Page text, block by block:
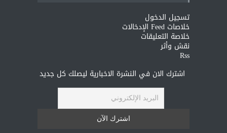
تسجيل الدخول
خلاصات Feed الإدخالات
خلاصة التعليقات
نقش وأثر
Rss
اشترك الان في النشرة الاخبارية ليصلك كل جديد